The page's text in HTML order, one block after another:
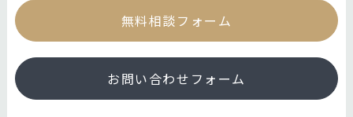
無料相談フォーム
お問い合わせフォーム